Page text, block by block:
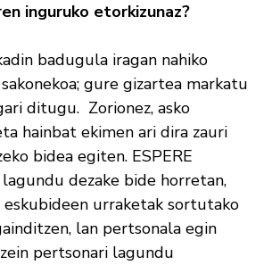
inguruko etorkizunaz?
badugula iragan nahiko
gure gizartea markatu
ditugu. Zorionez, asko
hainbat ekimen ari dira zauri
bidea egiten. ESPERE
dezake bide horretan,
eskubideen urraketak sortutako
lan pertsonala egin
pertsonari lagundu